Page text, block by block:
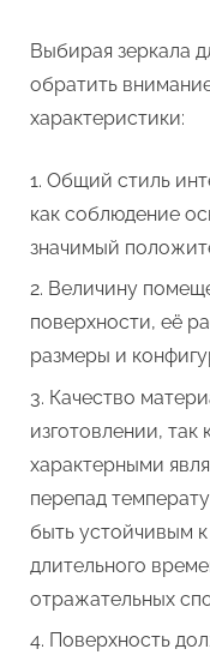
Выбирая зеркала
обратить
характеристики:
Общий стиль
как соблюдение
значимый
Величину
поверхности, её
размеры и
Качество
изготовлении, так
характерными
перепад
быть устойчивым
длительного
отражательных
Поверхность